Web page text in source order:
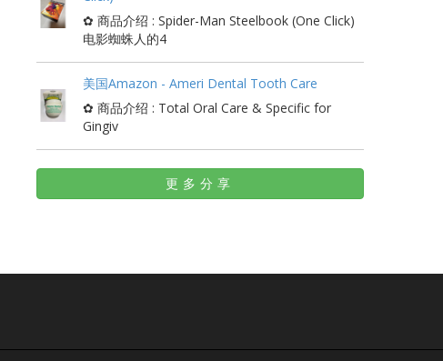
✿ 商品介绍 : Spider-Man Steelbook (One Click)
电影蜘蛛人的4
美国Amazon - Ameri Dental Tooth Care
✿ 商品介绍 : Total Oral Care & Specific for
Gingiv
更多分享